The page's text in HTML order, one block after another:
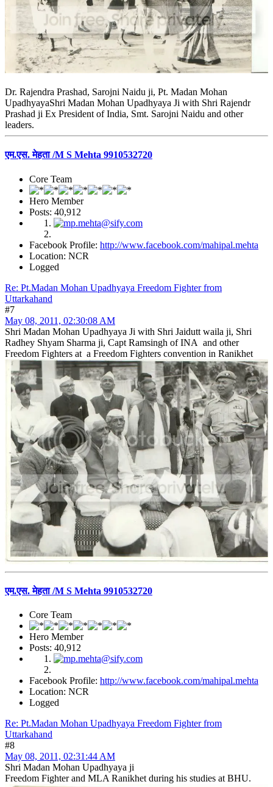
Dr. Rajendra Prashad, Sarojni Naidu ji, Pt. Madan Mohan
UpadhyayaShri Madan Mohan Upadhyaya Ji with Shri Rajendr
Prashad ji Ex President of India, Smt. Sarojni Naidu and other
leaders.
एम.एस. मेहता /M S Mehta 9910532720
Core Team
Hero Member
Posts: 40,912
Facebook Profile: http://www.facebook.com/mahipal.mehta
Location: NCR
Logged
Re: Pt.Madan Mohan Upadhyaya Freedom Fighter from
Uttarkahand
#7
May 08, 2011, 02:30:08 AM
Shri Madan Mohan Upadhyaya Ji with Shri Jaidutt waila ji, Shri
Radhey Shyam Sharma ji, Capt Ramsingh of INA and other
Freedom Fighters at a Freedom Fighters convention in Ranikhet
एम.एस. मेहता /M S Mehta 9910532720
Core Team
Hero Member
Posts: 40,912
Facebook Profile: http://www.facebook.com/mahipal.mehta
Location: NCR
Logged
Re: Pt.Madan Mohan Upadhyaya Freedom Fighter from
Uttarkahand
#8
May 08, 2011, 02:31:44 AM
Shri Madan Mohan Upadhyaya ji
Freedom Fighter and MLA Ranikhet during his studies at BHU.